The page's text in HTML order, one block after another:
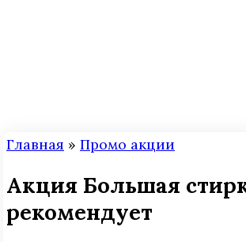
Главная » Промо акции
Акция Большая
рекомендует